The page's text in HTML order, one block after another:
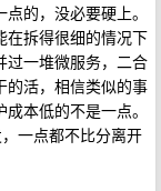
的，没必要硬上。
在拆得很细的情况下
过一堆微服务，二合
的活，相信类似的事
本低的不是一点。
一点都不比分离开